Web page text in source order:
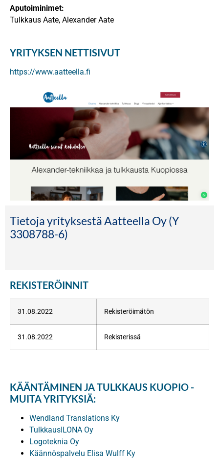
Aputoiminimet:
Tulkkaus Aate, Alexander Aate
YRITYKSEN NETTISIVUT
https://www.aatteella.fi
Tietoja yrityksestä Aatteella Oy (Y
3308788-6)
REKISTERÖINNIT
31.08.2022 Rekisteröimätön
31.08.2022 Rekisterissä
KÄÄNTÄMINEN JA TULKKAUS KUOPIO -
MUITA YRITYKSIÄ:
Wendland Translations Ky
TulkkausILONA Oy
Logoteknia Oy
Käännöspalvelu Elisa Wulff Ky